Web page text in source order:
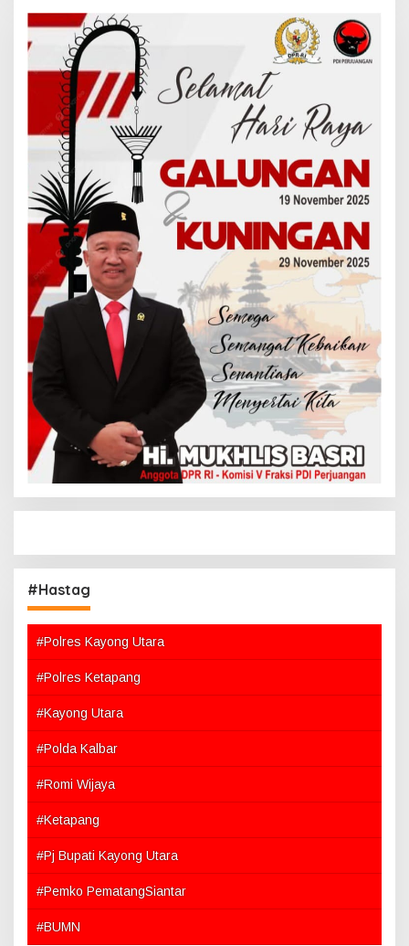
#Hastag
#Polres Kayong Utara
#Polres Ketapang
#Kayong Utara
#Polda Kalbar
#Romi Wijaya
#Ketapang
#Pj Bupati Kayong Utara
#Pemko PematangSiantar
#BUMN